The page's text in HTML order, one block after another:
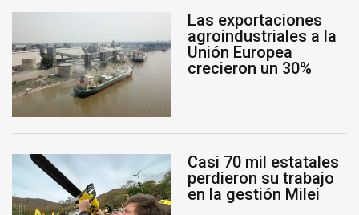
Las exportaciones
agroindustriales a la
Unión Europea
crecieron un 30%
Casi 70 mil estatales
perdieron su trabajo
en la gestión Milei